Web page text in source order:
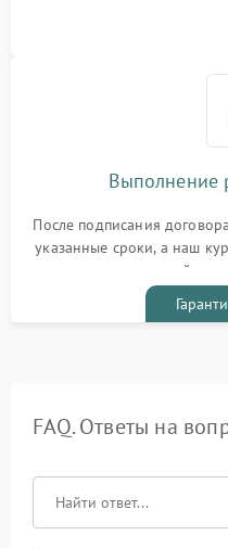
Выполнение
После подписания
указанные сроки, а наш
гарантийным
FAQ. Ответы на